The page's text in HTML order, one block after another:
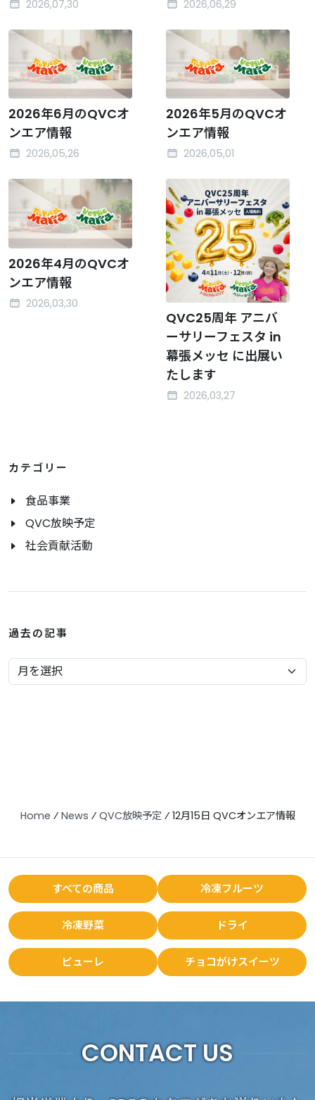
2026,07,30 2026,06,29
2026年6月のQVCオ
ンエア情報
2026,05,26
2026年5月のQVCオ
ンエア情報
2026,05,01
2026年4月のQVCオ
ンエア情報
2026,03,30
QVC25周年 アニバ
ーサリーフェスタ in
幕張メッセ に出展い
たします
2026,03,27
カテゴリー
食品事業
QVC放映予定
社会貢献活動
過去の記事
Home ⁄ News ⁄ QVC放映予定⁄ 12月15日 QVCオンエア情報
すべての商品 冷凍フルーツ
冷凍野菜 ドライ
ピューレ チョコがけスイーツ
CONTACT US